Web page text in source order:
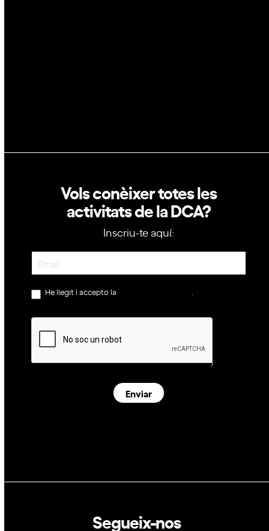
Vols conèixer totes les
activitats de la DCA?
Inscriu-te aquí:
Newsletter
He llegit i accepto la
Enviar
Segueix-nos